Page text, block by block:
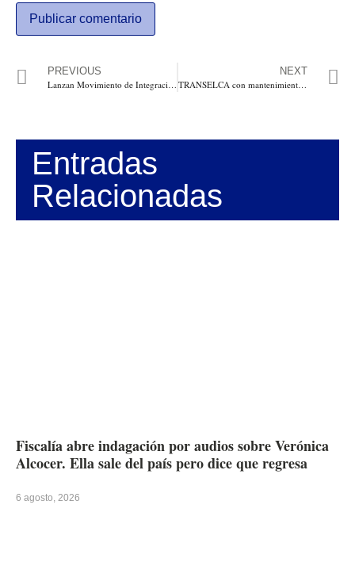
PREVIOUS
Lanzan Movimiento de Integración Social del Caribe, MISCA y candidatura a la Cámara de Juan García
NEXT
TRANSELCA con mantenimiento preventivo en subestación de Sabanalarga este domingo sin energía en varios municipios del Atlántico
Entradas
Relacionadas
Fiscalía abre indagación por audios sobre Verónica
Alcocer. Ella sale del país pero dice que regresa
6 agosto, 2026